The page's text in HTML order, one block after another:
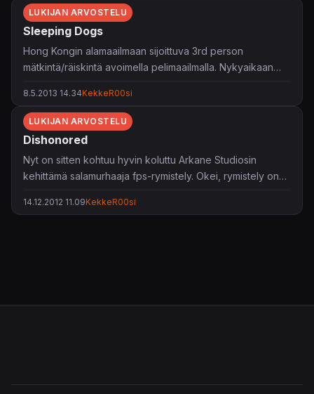
Keskimaahan sijoittuva peli, mutta pelkällä miljööllä ja
nimellä ei pitkälle pötkitä. Peli sinänsä on ihan ok
hack'n'slash tyyppinen rymistely, mutta ei varsinaisesti
tarjoa suuria pelillisiä tai tarinallisia elämyksiä.
LUKIJAN ARVOSTELU
Sleeping Dogs
Hong Kongin alamaailmaan sijoittuva 3rd person
mätkintä/räiskintä avoimella pelimaailmalla. Nykyaikaan
joukkoon ja aloitetaan nousu Sun on Ye-järjestön riveissä.
8.5.2013 14.34KekkeR00si
LUKIJAN ARVOSTELU
Dishonored
Nyt on sitten kohtuu hyvin koluttu Arkane Studiosin
kehittämä salamurhaaja fps-rymistely. Okei, rymistely on
negatiivisesti sanottu. Peliä voisi paremmin kuvailla
huomaamattomat murhat ja vaeltelu pitkin kattoja.
14.12.2012 11.09KekkeR00si